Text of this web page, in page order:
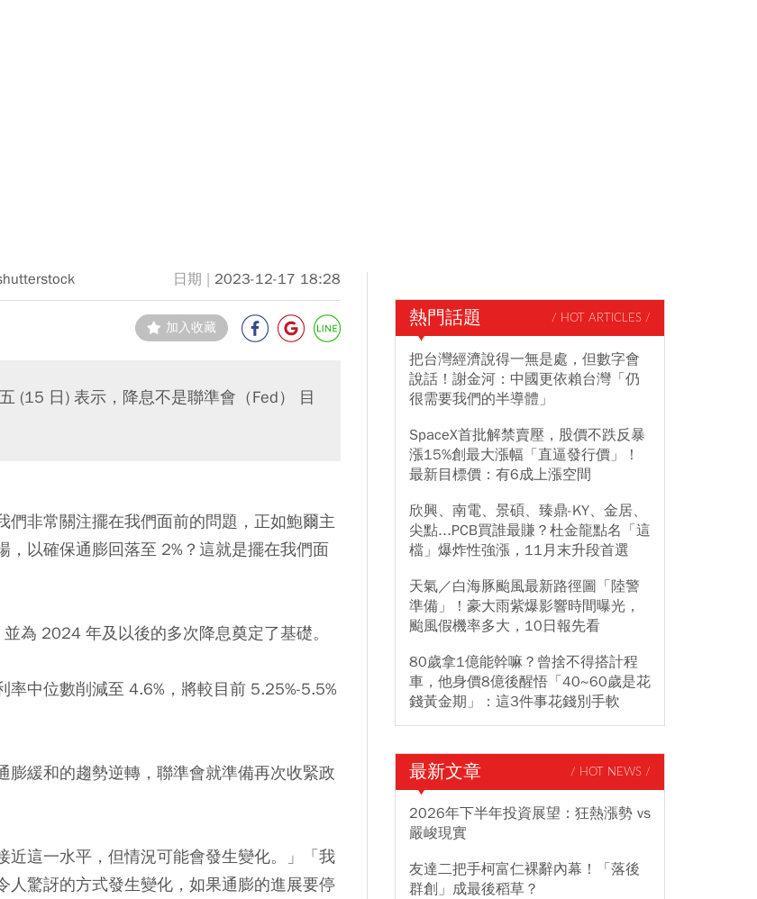
2023-12-17 18:28
加入收藏
(15 日) 表示，降息不是聯準會（Fed） 目
非常關注擺在我們面前的問題，正如鮑爾主
以確保通膨回落至 2%？這就是擺在我們面
為 2024 年及以後的多次降息奠定了基礎。
中位數削減至 4.6%，將較目前 5.25%-5.5%
緩和的趨勢逆轉，聯準會就準備再次收緊政
這一水平，但情況可能會發生變化。」「我
驚訝的方式發生變化，如果通膨的進展要停
熱門話題 / HOT ARTICLES /
把台灣經濟說得一無是處，但數字會
說話！謝金河：中國更依賴台灣「仍
很需要我們的半導體」
SpaceX首批解禁賣壓，股價不跌反暴
漲15%創最大漲幅「直逼發行價」！
最新目標價：有6成上漲空間
欣興、南電、景碩、臻鼎-KY、金居、
尖點...PCB買誰最賺？杜金龍點名「這
檔」爆炸性強漲，11月末升段首選
天氣／白海豚颱風最新路徑圖「陸警
準備」！豪大雨紫爆影響時間曝光，
颱風假機率多大，10日報先看
80歲拿1億能幹嘛？曾捨不得搭計程
車，他身價8億後醒悟「40~60歲是花
錢黃金期」：這3件事花錢別手軟
最新文章 / HOT NEWS /
2026年下半年投資展望：狂熱漲勢 vs
嚴峻現實
友達二把手柯富仁裸辭內幕！「落後
群創」成最後稻草？